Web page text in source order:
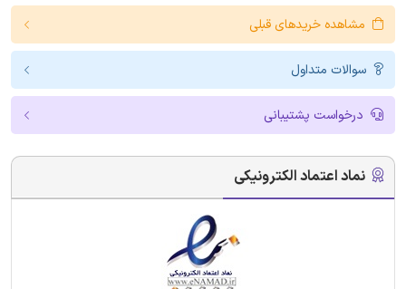
مشاهده خریدهای قبلی
سوالات متداول
درخواست پشتیبانی
نماد اعتماد الکترونیکی